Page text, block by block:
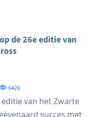
de 26e editie van
6426
editie van het Zwarte
succes met